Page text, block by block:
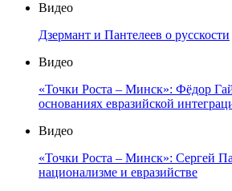
Видео
Дзермант и Пантелеев о русскости
Видео
«Точки Роста – Минск»: Фёдор
основаниях евразийской
Видео
«Точки Роста – Минск»: Сергей
национализме и евразийстве